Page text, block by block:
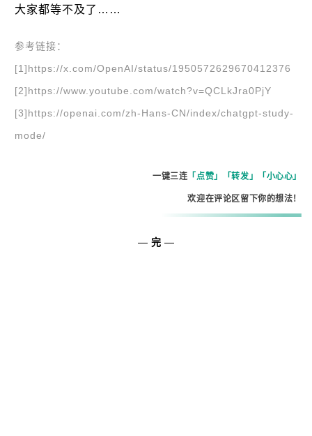
大家都等不及了……
参考链接：
[1]https://x.com/OpenAI/status/1950572629670412376
[2]https://www.youtube.com/watch?v=QCLkJra0PjY
[3]https://openai.com/zh-Hans-CN/index/chatgpt-study-
mode/
一键三连「点赞」「转发」「小心心」
欢迎在评论区留下你的想法！
— 完 —